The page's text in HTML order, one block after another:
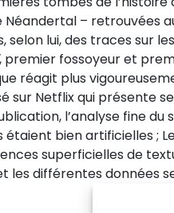
– retrouvées
selon lui, des traces sur
, premier fossoyeur et
réagit plus
sur Netflix qui présente
l’analyse fine
étaient bien artificielles ;
superficielles de
les différentes données